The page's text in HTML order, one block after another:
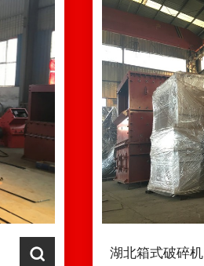
湖北箱式破碎机